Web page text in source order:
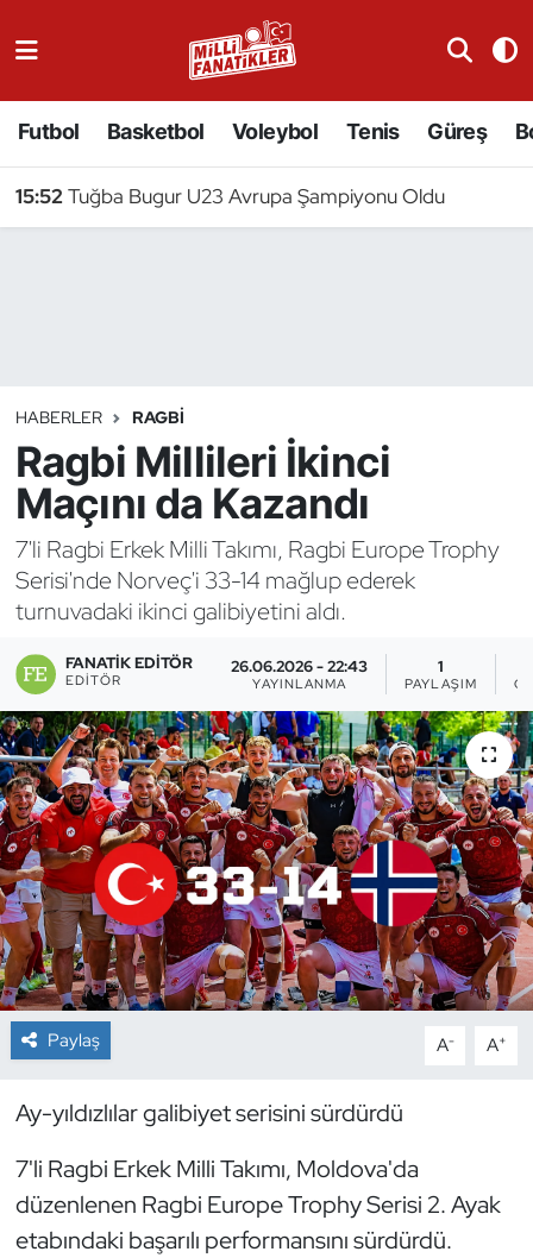
Futbol Basketbol Voleybol Tenis Güreş
15:52Tuğba Bugur U23 Avrupa Şampiyonu Oldu
HABERLER RAGBI
Ragbi Millileri İkinci
Maçını da Kazandı
7'li Ragbi Erkek Milli Takımı, Ragbi Europe Trophy
Serisi'nde Norveç'i 33-14 mağlup ederek
turnuvadaki ikinci galibiyetini aldı.
FANATIK EDITÖR
EDITÖR
26.06.2026 - 22:43
YAYINLANMA
1
PAYLAŞIM
Paylaş A- A+
Ay-yıldızlılar galibiyet serisini sürdürdü
7'li Ragbi Erkek Milli Takımı, Moldova'da
düzenlenen Ragbi Europe Trophy Serisi 2. Ayak
etabındaki başarılı performansını sürdürdü.
Badminton
Binicilik
Bisiklet
Bocce Bowling Dart
Buz Hokeyi
Buz Pateni
Çim Hokeyi
Cimnastik
Curling
Dağcılık
Dans Sporları
Dövüş Sanatı
E-Spor